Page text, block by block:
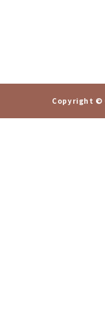
Copyright ©